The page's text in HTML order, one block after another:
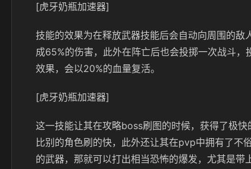
[虎牙奶瓶加速器]
技能的效果为在释放武器技能后会自动向周围的
成65%的伤害，此外在阵亡后也会投掷一次战斗
效果，会以20%的血量复活。
[虎牙奶瓶加速器]
这一技能让其在攻略boss刷图的时候，获得了极
比别的角色刷的快，此外还让其在pvp中拥有了不
的武器，那就可以打出相当恐怖的爆发，尤其是带